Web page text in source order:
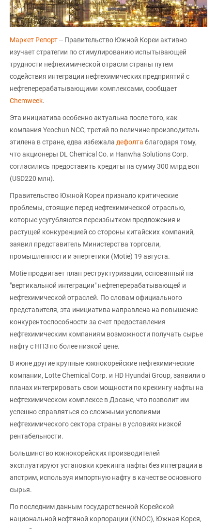
Маркет Репорт-- Правительство Южной Кореи активно
изучает стратегии по стимулированию испытывающей
трудности нефтехимической отрасли страны путем
содействия интеграции нефтехимических предприятий с
нефтеперерабатывающими комплексами, сообщает
Chemweek.
Эта инициатива особенно актуальна после того, как
компания Yeochun NCC, третий по величине производитель
этилена в стране, едва избежала дефолта благодаря тому,
что акционеры DL Chemical Co. и Hanwha Solutions Corp.
согласились предоставить кредиты на сумму 300 млрд вон
(USD220 млн).
Правительство Южной Кореи признало критические
проблемы, стоящие перед нефтехимической отраслью,
которые усугубляются переизбытком предложения и
растущей конкуренцией со стороны китайских компаний,
заявил представитель Министерства торговли,
промышленности и энергетики (Motie) 19 августа.
Motie продвигает план реструктуризации, основанный на
"вертикальной интеграции" нефтеперерабатывающей и
нефтехимической отраслей. По словам официального
представителя, эта инициатива направлена на повышение
конкурентоспособности за счет предоставления
нефтехимическим компаниям возможности получать сырье
нафту с НПЗ по более низкой цене.
В июне другие крупные южнокорейские нефтехимические
компании, Lotte Chemical Corp. и HD Hyundai Group, заявили о
планах интегрировать свои мощности по крекингу нафты на
нефтехимическом комплексе в Дэсане, что позволит им
успешно справляться со сложными условиями
нефтехимического сектора страны в условиях низкой
рентабельности.
Большинство южнокорейских производителей
эксплуатируют установки крекинга нафты без интеграции в
апстрим, используя импортную нафту в качестве основного
сырья.
По последним данным государственной Корейской
национальной нефтяной корпорации (KNOC), Южная Корея,